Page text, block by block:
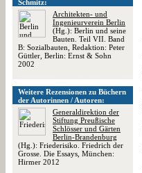
Schmitz:
Architekten- und
Ingenieurverein Berlin
(Hg.): Berlin und seine
Bauten. Teil VII. Band
B: Sozialbauten, Redaktion: Peter
Güttler, Berlin: Ernst & Sohn
2002
Weitere Rezensionen zu Büchern
der Autorinnen / Autoren:
Generaldirektion der
Stiftung Preußische
Schlösser und Gärten
Berlin-Brandenburg
(Hg.): Friederisiko. Friedrich der
Grosse. Die Essays, München:
Hirmer 2012